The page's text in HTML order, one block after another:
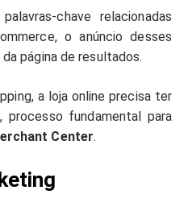
chave relacionadas
o anúncio desses
página de resultados.
a loja online precisa ter
processo fundamental para
Center.